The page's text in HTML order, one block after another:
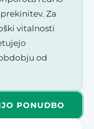
Za
vitalnosti
od
PONUDBO